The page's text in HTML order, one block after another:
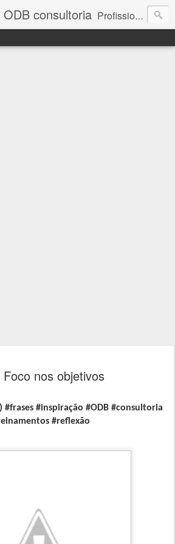
consultoria Profissional das áreas de Gestão de Pessoas e Marketing. Consultor de empresas, Instrutor de treinamentos corporativos e Palestrante. MBA em Gestão de Pessoas - FGV. Business Partner - INSPER. Diretor da ODB consultoria e treinamento. - falecom@odbconsultoria.com - 11 4372.5907 - www.odbconsultoria.com
Foco nos objetivos
#frases #inspiração #ODB #consultoria
#reflexão